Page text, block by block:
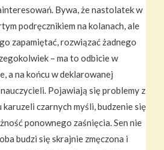
Bywa, że nastolatek w
podręcznikiem na kolanach, ale
zapamiętać, rozwiązać żadnego
– ma to odbicie w
a na końcu w deklarowanej
Pojawiają się problemy z
karuzeli czarnych myśli, budzenie się
ponownego zaśnięcia. Sen nie
budzi się skrajnie zmęczona i